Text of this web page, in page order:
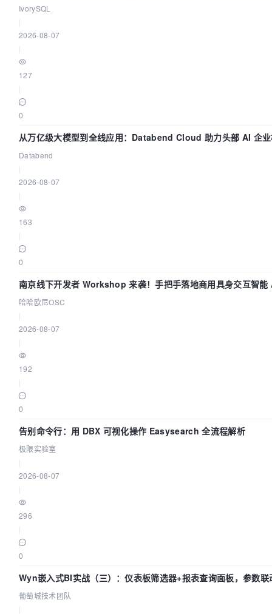
IvorySQL
2026-08-07
127
0
从万亿级大模型到全线应用：Databend Cloud 助力头部 AI 企
Databend
2026-08-07
163
0
南京线下开发者 Workshop 来袭！手把手落地商用具身交互智
哈哈欧尼OSC
2026-08-07
192
0
告别命令行：用 DBX 可视化操作 Easysearch 全流程解析
极限实验室
2026-08-07
296
0
Wyn嵌入式BI实战（三）：仪表板筛选器+报表查询面板，参数联
葡萄城技术团队